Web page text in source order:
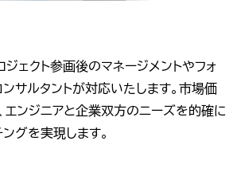
ェクト参画後のマネージメントやフォ
ンサルタントが対応いたします。市場価
エンジニアと企業双方のニーズを的確に
グを実現します。